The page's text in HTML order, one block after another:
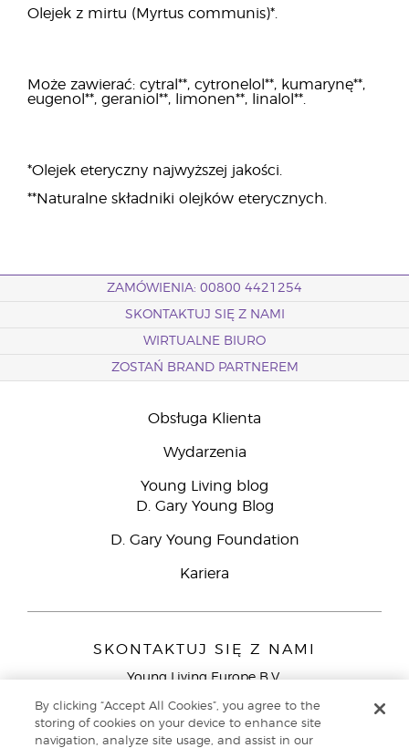
Olejek z mirtu (Myrtus communis)*.
Może zawierać: cytral**, cytronelol**, kumarynę**,
eugenol**, geraniol**, limonen**, linalol**.
*Olejek eteryczny najwyższej jakości.
**Naturalne składniki olejków eterycznych.
ZAMÓWIENIA: 00800 4421254
SKONTAKTUJ SIĘ Z NAMI
WIRTUALNE BIURO
ZOSTAŃ BRAND PARTNEREM
Obsługa Klienta
Wydarzenia
Young Living blog
D. Gary Young Blog
D. Gary Young Foundation
Kariera
SKONTAKTUJ SIĘ Z NAMI
Young Living Europe B.V.
9727 AJ Groningen
By clicking “Accept All Cookies”, you agree to the
storing of cookies on your device to enhance site
navigation, analyze site usage, and assist in our